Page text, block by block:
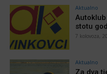
Aktualno
stotu
7 kolovoza,
Aktualno
Za dva